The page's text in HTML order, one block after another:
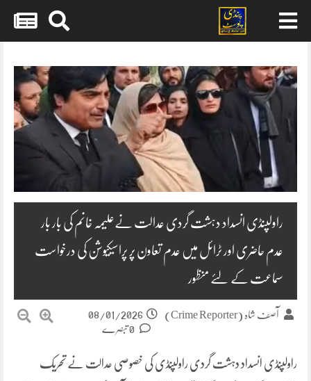
content
راولپنڈی انسداد دہشت گردی عدالت نےعلیمہ خانم کی بار بار
عدم حاضری اور ٹرائل میں عدم تعاون پر پراسیکیوشن کی درخواست
سماعت کے لئے منظور
آصف شاہ (Crime Reporter)
08/01/2026
راولپنڈی انسداد دہشت گردی راولپنڈی کی خصوصی عدالت نے تحریک